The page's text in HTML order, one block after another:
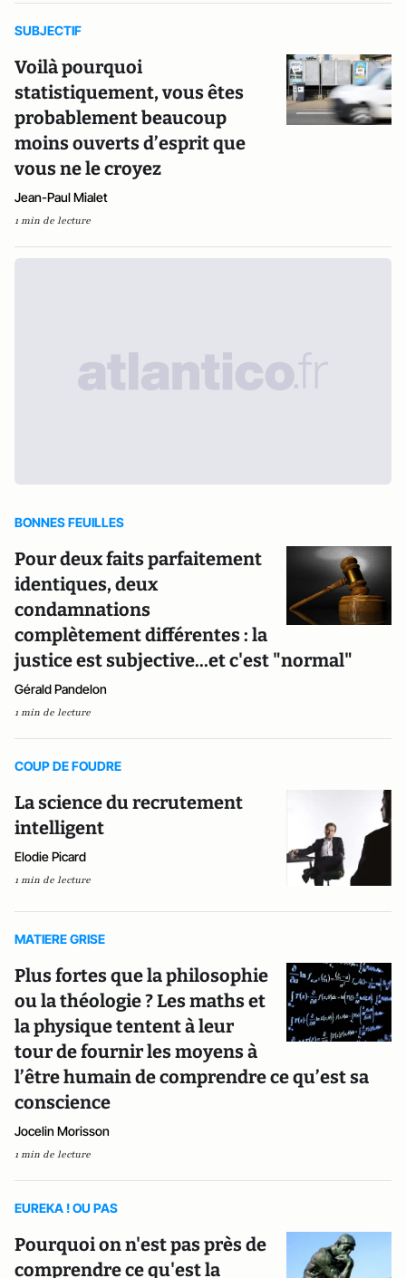
SUBJECTIF
Voilà pourquoi
statistiquement, vous êtes
probablement beaucoup
moins ouverts d’esprit que
vous ne le croyez
Jean-Paul Mialet
1 min de lecture
BONNES FEUILLES
Pour deux faits parfaitement
identiques, deux
condamnations
complètement différentes : la
justice est subjective...et c'est "normal"
Gérald Pandelon
1 min de lecture
COUP DE FOUDRE
La science du recrutement
intelligent
Elodie Picard
1 min de lecture
MATIERE GRISE
Plus fortes que la philosophie
ou la théologie ? Les maths et
la physique tentent à leur
tour de fournir les moyens à
l’être humain de comprendre ce qu’est sa
conscience
Jocelin Morisson
1 min de lecture
EUREKA ! OU PAS
Pourquoi on n'est pas près de
comprendre ce qu'est la